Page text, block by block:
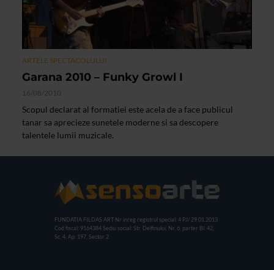
ARTELE SPECTACOLULUI
Garana 2010 – Funky Growl I
16/08/2010
Scopul declarat al formatiei este acela de a face publicul
tanar sa aprecieze sunetele moderne si sa descopere
talentele lumii muzicale.
FUNDATIA FILDAS ART Nr inreg registrul special: 4 PJ/ 29.01.2013
Cod fiscal: 9164384 Sediu social: Str. Delfinului, Nr. 6, parter Bl. 42,
Sc. 4, Ap. 197, Sector 2